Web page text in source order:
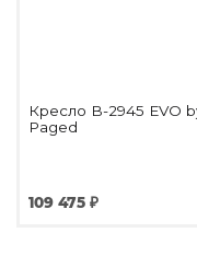
Кресло B-2945 EVO
Paged
109 475 ₽